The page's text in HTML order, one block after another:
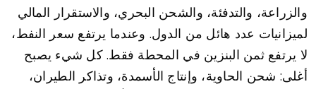
والزراعة، والتدفئة، والشحن البحري، والاستقرار المالي
لميزانيات عدد هائل من الدول. وعندما يرتفع سعر النفط،
لا يرتفع ثمن البنزين في المحطة فقط. كل شيء يصبح
أغلى: شحن الحاوية، وإنتاج الأسمدة، وتذاكر الطيران،